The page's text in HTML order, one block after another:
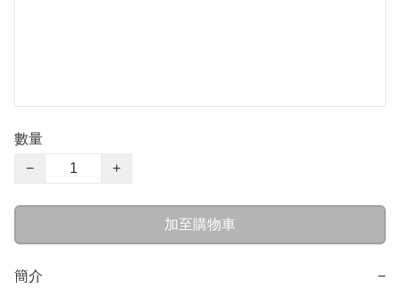
數量
−
+
加至購物車
簡介 −